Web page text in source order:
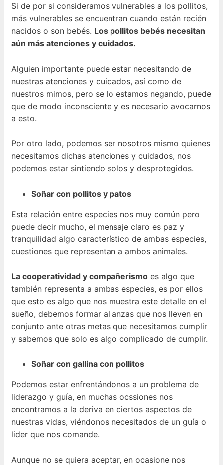
Si de por si consideramos vulnerables a los pollitos,
más vulnerables se encuentran cuando están recién
nacidos o son bebés. Los pollitos bebés necesitan
aún más atenciones y cuidados.
Alguien importante puede estar necesitando de
nuestras atenciones y cuidados, así como de
nuestros mimos, pero se lo estamos negando, puede
que de modo inconsciente y es necesario avocarnos
a esto.
Por otro lado, podemos ser nosotros mismo quienes
necesitamos dichas atenciones y cuidados, nos
podemos estar sintiendo solos y desprotegidos.
Soñar con pollitos y patos
Esta relación entre especies nos muy común pero
puede decir mucho, el mensaje claro es paz y
tranquilidad algo característico de ambas especies,
cuestiones que representan a ambos animales.
La cooperatividad y compañerismo es algo que
también representa a ambas especies, es por ellos
que esto es algo que nos muestra este detalle en el
sueño, debemos formar alianzas que nos lleven en
conjunto ante otras metas que necesitamos cumplir
y sabemos que solo es algo complicado de cumplir.
Soñar con gallina con pollitos
Podemos estar enfrentándonos a un problema de
liderazgo y guía, en muchas ocssiones nos
encontramos a la deriva en ciertos aspectos de
nuestras vidas, viéndonos necesitados de un guía o
lider que nos comande.
Aunque no se quiera aceptar, en ocasione nos